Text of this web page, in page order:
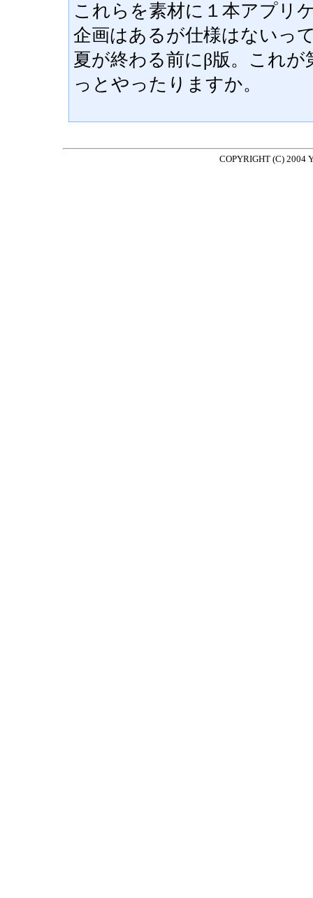
これらを素材に１本アプリ
企画はあるが仕様はないっ
夏が終わる前にβ版。これ
っとやったりますか。
COPYRIGHT (C) 2004